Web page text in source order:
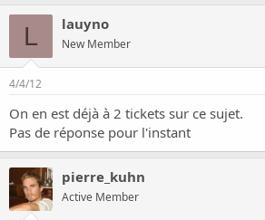
L lauyno
New Member
4/4/12
On en est déjà à 2 tickets sur ce sujet.
Pas de réponse pour l'instant
pierre_kuhn
Active Member